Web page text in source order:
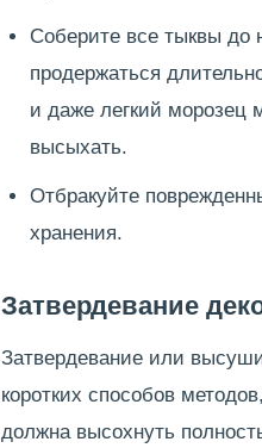
Соберите все тыквы до
продержаться
и даже легкий морозец
высыхать.
Отбракуйте
хранения.
Затвердевание
Затвердевание или
коротких способов
должна высохнуть